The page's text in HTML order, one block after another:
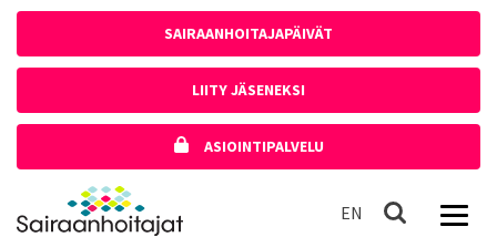
SAIRAANHOITAJAPÄIVÄT
LIITY JÄSENEKSI
ASIOINTIPALVELU
Etusivulle
EN In English
Haku